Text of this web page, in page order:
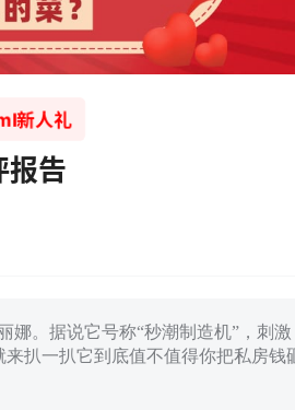
新人礼
报告
。据说它号称“秒潮制造机”，刺激
扒一扒它到底值不值得你把私房钱